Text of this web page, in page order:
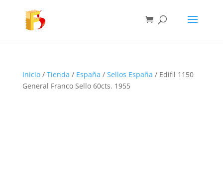
Inicio/ Tienda / España / Sellos España / Edifil 1150
General Franco Sello 60cts. 1955